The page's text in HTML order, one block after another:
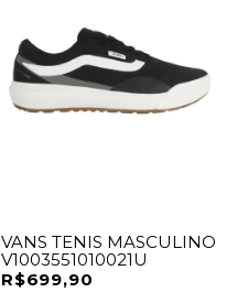
VANS TENIS MASCULINO
V1003551010021U
R$699,90